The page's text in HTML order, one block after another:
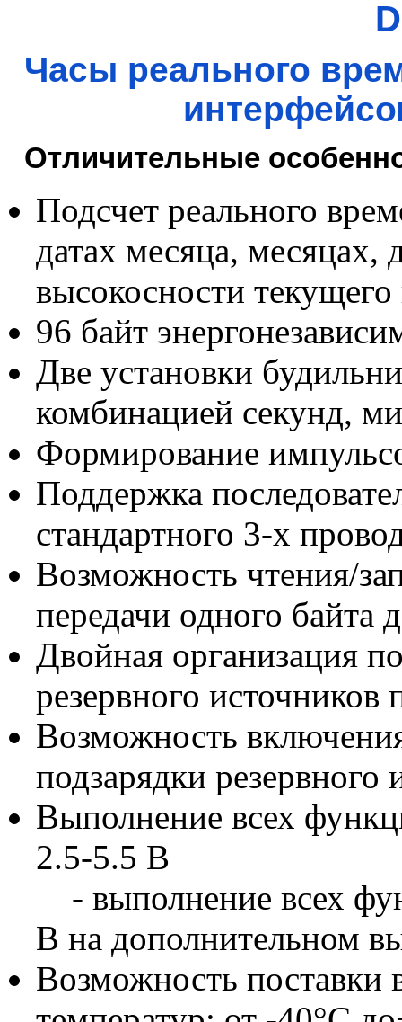
Часы реального
Отличительные
Подсчет реального
датах месяца, месяцах,
высокосности текущего
96 байт
Две установки
комбинацией секунд,
Формирование
Поддержка
стандартного 3-х
Возможность чтения/
передачи одного байта
Двойная организация
резервного источников
Возможность
подзарядки резервного
Выполнение всех
2.5-5.5 В
- выполнение всех
В на дополнительном
Возможность